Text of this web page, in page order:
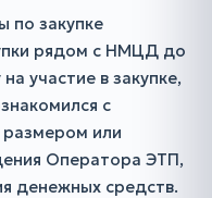
по закупке
рядом с НМЦД до
участие в закупке,
с
или
Оператора ЭТП,
денежных средств.